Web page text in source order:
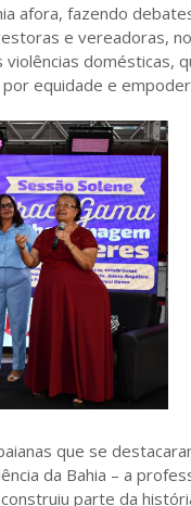
afora, fazendo
e vereadoras,
domésticas,
por equidade e
que se
da Bahia – a
parte da